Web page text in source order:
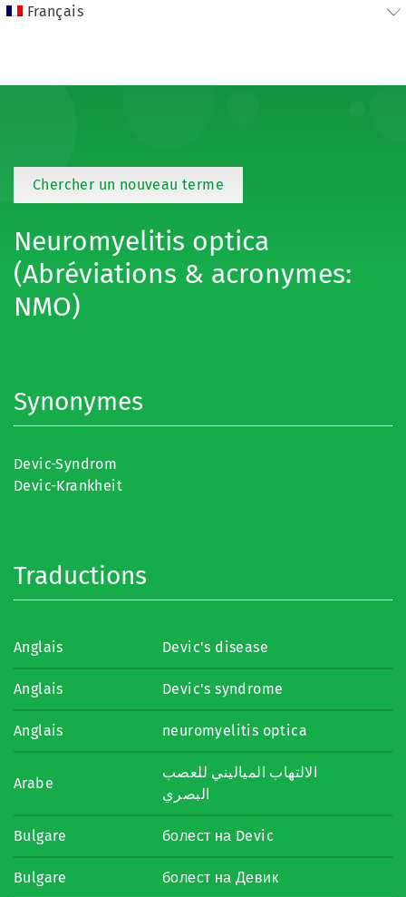
Français
Chercher un nouveau terme
Neuromyelitis optica
(Abréviations & acronymes:
NMO)
Synonymes
Devic-Syndrom
Devic-Krankheit
Traductions
Anglais Devic's disease
Anglais Devic's syndrome
Anglais neuromyelitis optica
Arabe
الالتهاب المياليني للعصب
البصري
Bulgare болест на Devic
Bulgare болест на Девик